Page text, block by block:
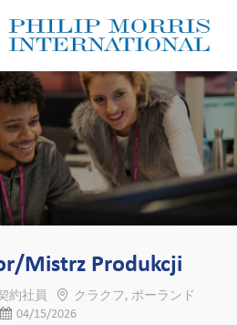
Mistrz Produkcji
約社員 場所クラクフ, ポーランド
投稿日04/15/2026